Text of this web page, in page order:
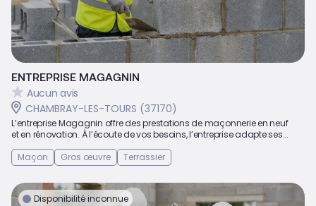
ENTREPRISE MAGAGNIN
Aucun avis
CHAMBRAY-LES-TOURS (37170)
L’entreprise Magagnin offre des prestations de maçonnerie en neuf
et en rénovation. À l’écoute de vos besoins, l’entreprise adapte ses...
Maçon
Gros œuvre Terrassier
Disponibilité inconnue